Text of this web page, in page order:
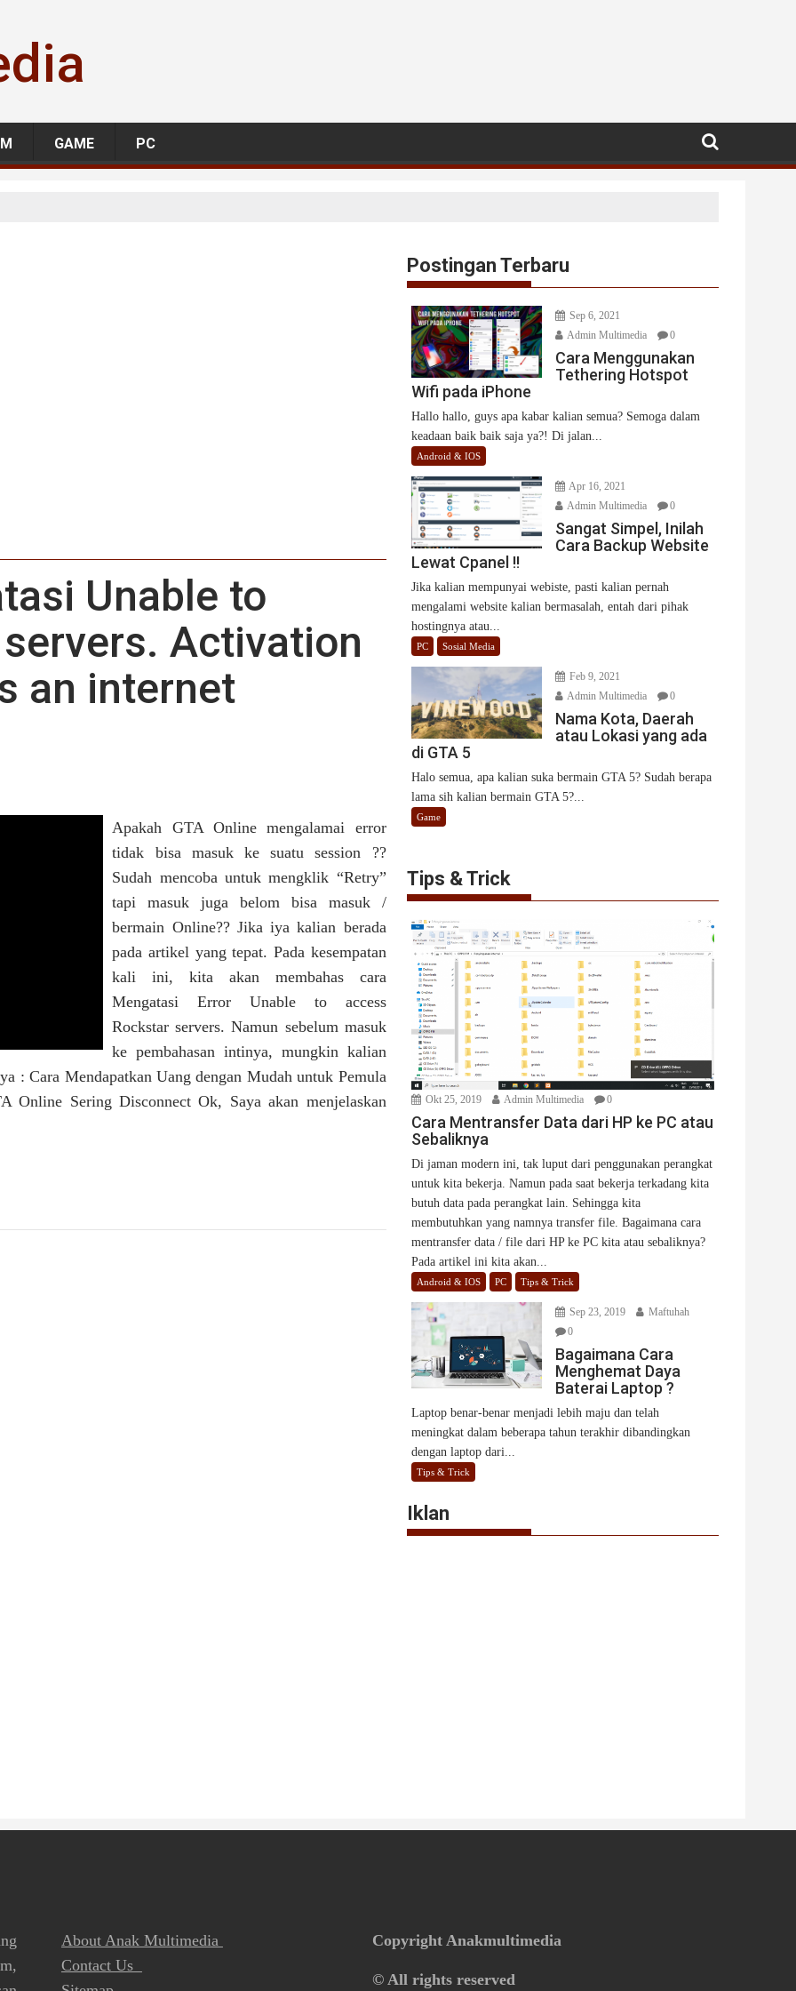
GAME PC
Unable to
Activation
an internet
Apakah GTA Online mengalamai error
tidak bisa masuk ke suatu session ??
Sudah mencoba untuk mengklik “Retry”
tapi masuk juga belom bisa masuk /
bermain Online?? Jika iya kalian berada
pada artikel yang tepat. Pada kesempatan
kali ini, kita akan membahas cara
Mengatasi Error Unable to access
Rockstar servers. Namun sebelum masuk
ke pembahasan intinya, mungkin kalian
: Cara Mendapatkan Uang dengan Mudah untuk Pemula
Sering Disconnect Ok, Saya akan menjelaskan
Postingan Terbaru
Sep 6, 2021
Admin Multimedia
0
Cara Menggunakan
Tethering Hotspot
Wifi pada iPhone
Hallo hallo, guys apa kabar kalian semua? Semoga dalam
keadaan baik baik saja ya?! Di jalan...
Android & IOS
Apr 16, 2021
Admin Multimedia
0
Sangat Simpel, Inilah
Cara Backup Website
Lewat Cpanel !!
Jika kalian mempunyai webiste, pasti kalian pernah
mengalami website kalian bermasalah, entah dari pihak
hostingnya atau...
PC Sosial Media
Feb 9, 2021
Admin Multimedia
0
Nama Kota, Daerah
atau Lokasi yang ada
di GTA 5
Halo semua, apa kalian suka bermain GTA 5? Sudah berapa
lama sih kalian bermain GTA 5?...
Game
Tips & Trick
Okt 25, 2019 Admin Multimedia 0
Cara Mentransfer Data dari HP ke PC atau
Sebaliknya
Di jaman modern ini, tak luput dari penggunakan perangkat
untuk kita bekerja. Namun pada saat bekerja terkadang kita
butuh data pada perangkat lain. Sehingga kita
membutuhkan yang namnya transfer file. Bagaimana cara
mentransfer data / file dari HP ke PC kita atau sebaliknya?
Pada artikel ini kita akan...
Android & IOS PC Tips & Trick
Sep 23, 2019
Maftuhah
0
Bagaimana Cara
Menghemat Daya
Baterai Laptop ?
Laptop benar-benar menjadi lebih maju dan telah
meningkat dalam beberapa tahun terakhir dibandingkan
dengan laptop dari...
Tips & Trick
Iklan
About Anak Multimedia
Contact Us
Copyright Anakmultimedia
© All rights reserved